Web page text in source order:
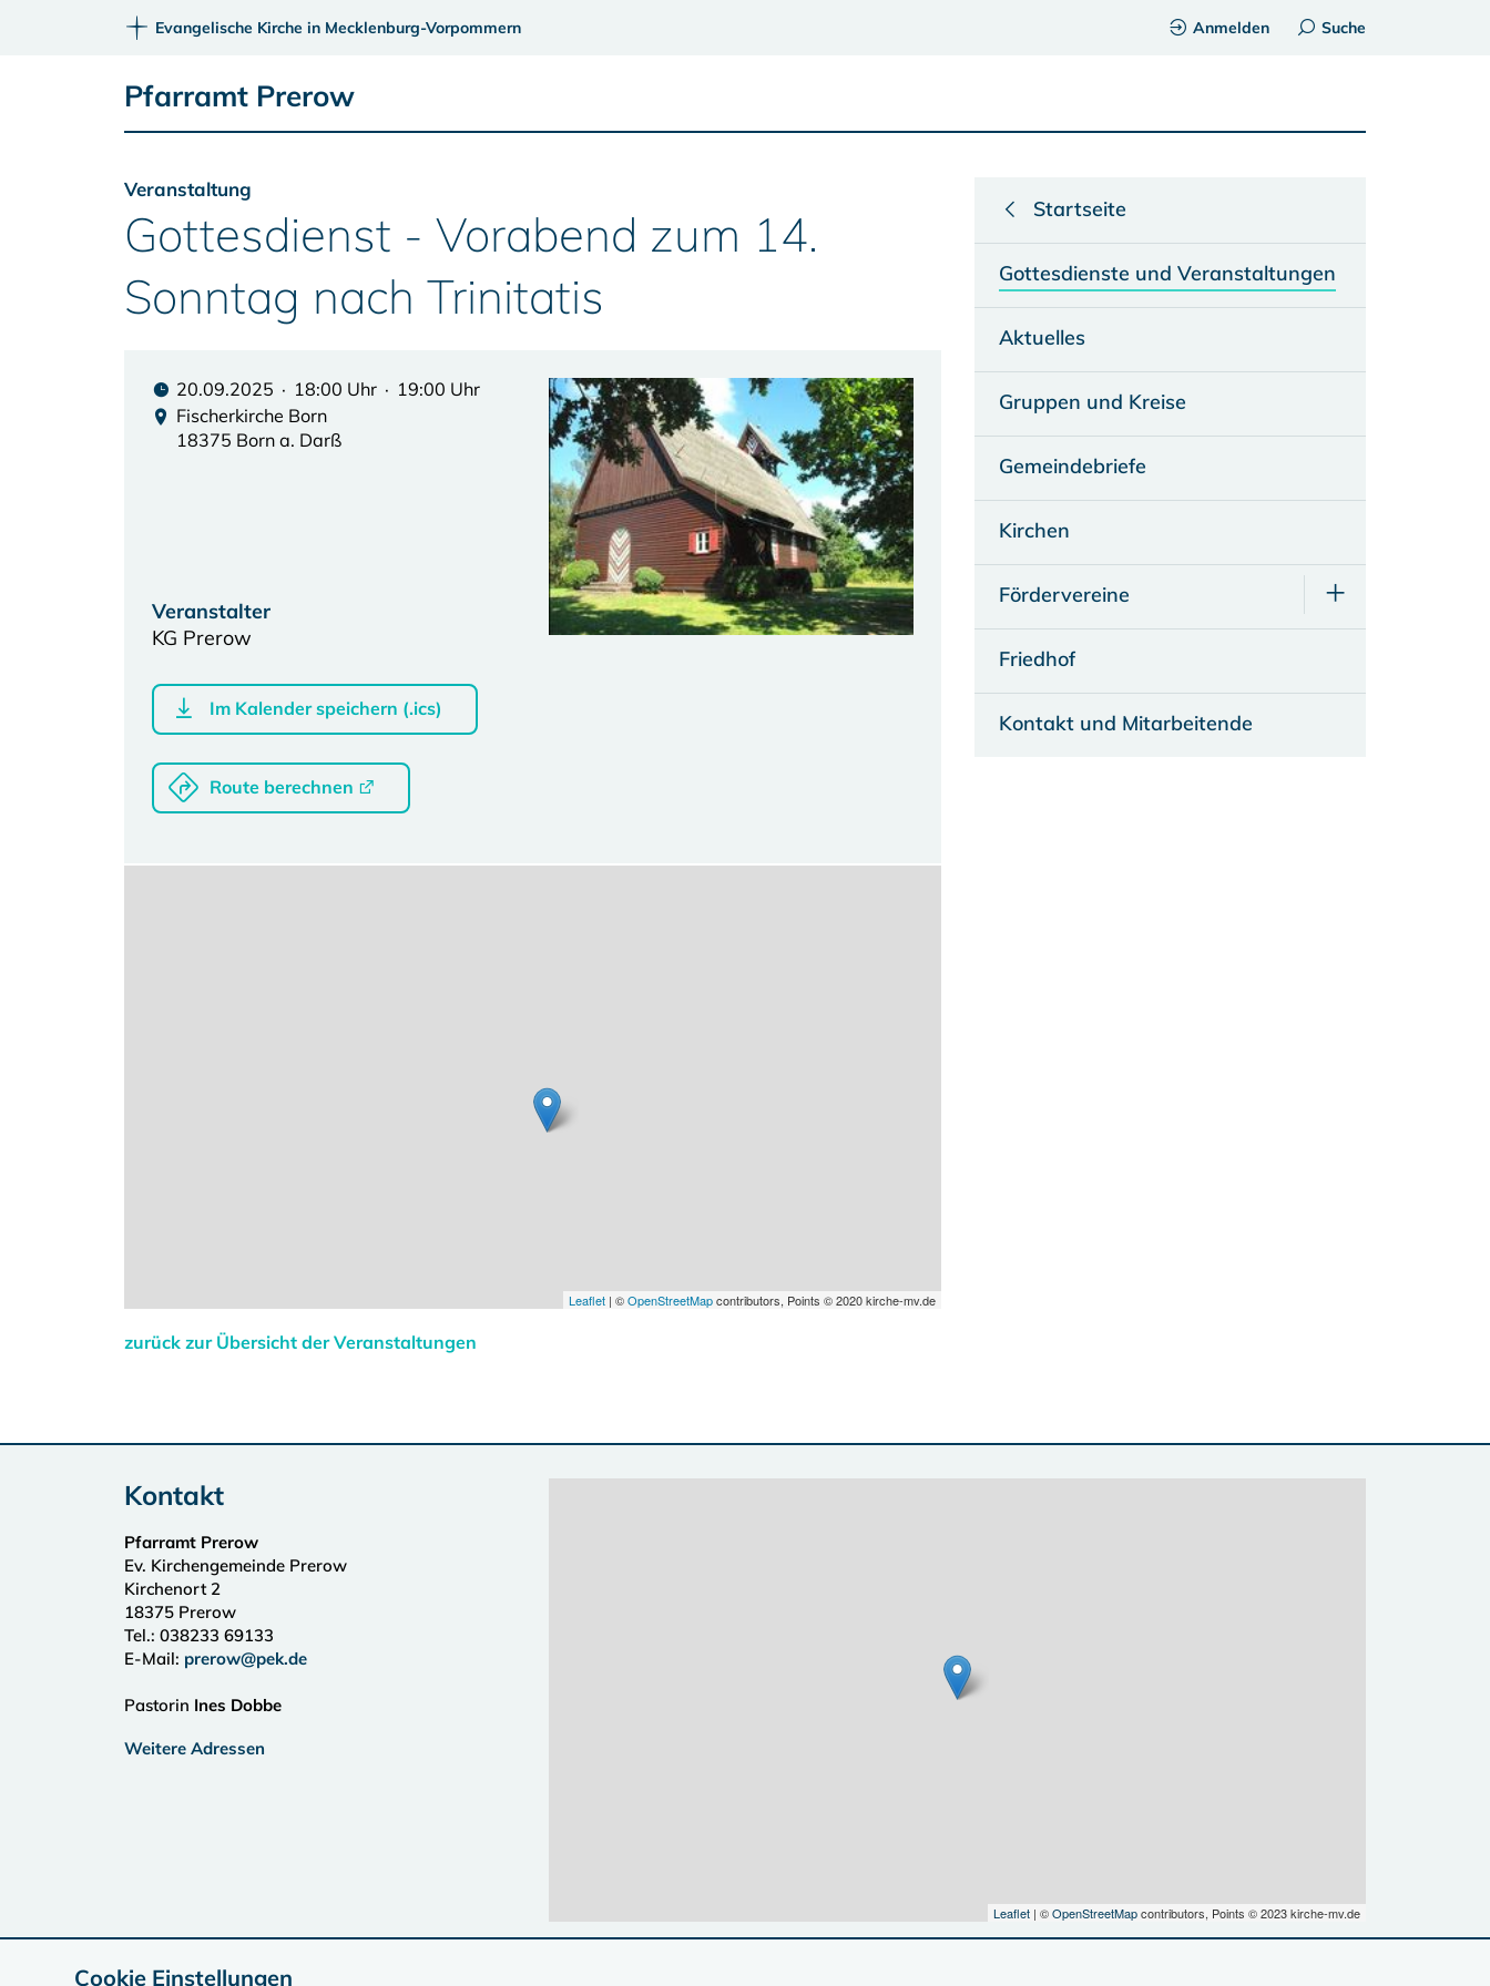
Evangelische Kirche in Mecklenburg-Vorpommern Anmelden Suche
Pfarramt Prerow
Veranstaltung
Gottesdienst - Vorabend zum 14.
Sonntag nach Trinitatis
20.09.2025 · 18:00 Uhr · 19:00 Uhr
Fischerkirche Born
18375 Born a. Darß
Veranstalter
KG Prerow
Im Kalender speichern (.ics)
Route berechnen
Leaflet| ©OpenStreetMapcontributors, Points © 2020 kirche-mv.de
zurück zur Übersicht der Veranstaltungen
Startseite
Gottesdienste und Veranstaltungen
Aktuelles
Gruppen und Kreise
Gemeindebriefe
Kirchen
Fördervereine
Friedhof
Kontakt und Mitarbeitende
Kontakt
Pfarramt Prerow
Ev. Kirchengemeinde Prerow
Kirchenort 2
18375 Prerow
Tel.: 038233 69133
E-Mail: prerow@pek.de
Pastorin Ines Dobbe
Weitere Adressen
Leaflet| ©OpenStreetMapcontributors, Points © 2023 kirche-mv.de
Cookie Einstellungen